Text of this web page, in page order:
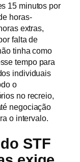
15 minutos por
horas-
extras,
falta de
tinha como
tempo para
individuais
o
no recreio,
negociação
o intervalo.
STF